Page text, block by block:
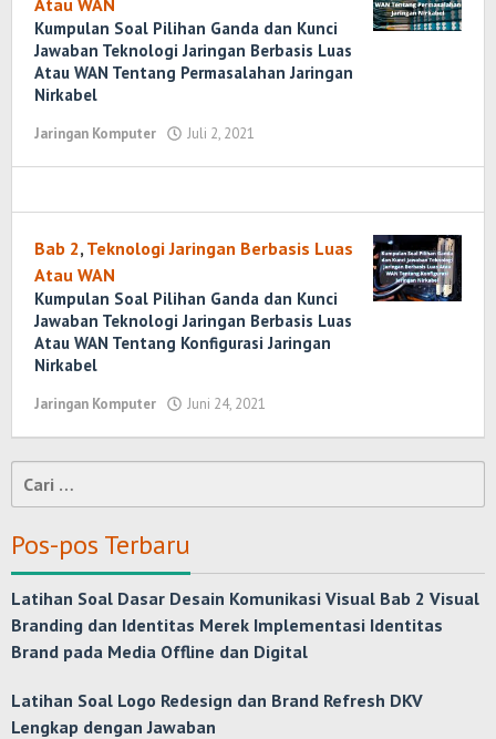
Atau WAN
Kumpulan Soal Pilihan Ganda dan Kunci
Jawaban Teknologi Jaringan Berbasis Luas
Atau WAN Tentang Permasalahan Jaringan
Nirkabel
Jaringan Komputer Juli 2, 2021
Bab 2, Teknologi Jaringan Berbasis Luas
Atau WAN
Kumpulan Soal Pilihan Ganda dan Kunci
Jawaban Teknologi Jaringan Berbasis Luas
Atau WAN Tentang Konfigurasi Jaringan
Nirkabel
Jaringan Komputer Juni 24, 2021
Cari
untuk:
Pos-pos Terbaru
Latihan Soal Dasar Desain Komunikasi Visual Bab 2 Visual
Branding dan Identitas Merek Implementasi Identitas
Brand pada Media Offline dan Digital
Latihan Soal Logo Redesign dan Brand Refresh DKV
Lengkap dengan Jawaban